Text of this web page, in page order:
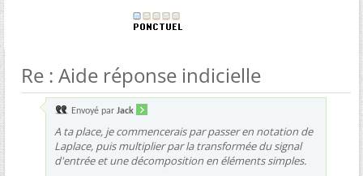
Re : Aide réponse indicielle
Envoyé par Jack
A ta place, je commencerais par passer en notation de
Laplace, puis multiplier par la transformée du signal
d'entrée et une décomposition en éléments simples.